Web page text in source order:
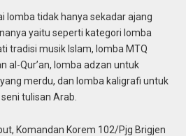
lomba tidak hanya sekadar ajang
yaitu seperti kategori lomba
tradisi musik Islam, lomba MTQ
al-Qur’an, lomba adzan untuk
merdu, dan lomba kaligrafi untuk
tulisan Arab.
Komandan Korem 102/Pjg Brigjen